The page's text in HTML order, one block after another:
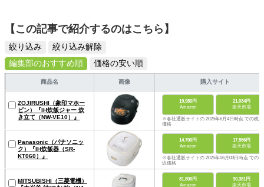
【この記事で紹介するのはこちら】
絞り込み
絞り込み解除
編集部のおすすめ順
価格の安い順
商品名 画像 購入サイト
ZOJIRUSHI（象印マホー
ビン）『IH炊飯ジャー 炊
き立て（NW-VE10）』
19,980円
Amazon
21,034円
楽天市場
※各社通販サイトの 2025年6月4日時点 での税込
価格
Panasonic（パナソニッ
ク）『IH炊飯器（SR-
KT060）』
14,700円
Amazon
17,556円
楽天市場
※各社通販サイトの 2025年06月03日時点 での税
込価格
MITSUBISHI（三菱電機）
81,800円
Amazon
90,381円
楽天市場